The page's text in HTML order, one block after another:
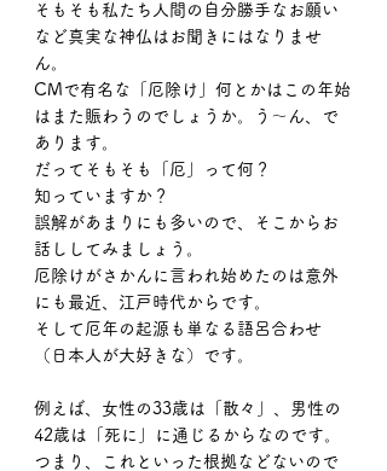
そもそも私たち人間の自分勝手なお願い
など真実な神仏はお聞きにはなりませ
ん。
CMで有名な「厄除け」何とかはこの年始
はまた賑わうのでしょうか。う〜ん、で
あります。
だってそもそも「厄」って何？
知っていますか？
誤解があまりにも多いので、そこからお
話ししてみましょう。
厄除けがさかんに言われ始めたのは意外
にも最近、江戸時代からです。
そして厄年の起源も単なる語呂合わせ
（日本人が大好きな）です。
例えば、女性の33歳は「散々」、男性の
42歳は「死に」に通じるからなのです。
つまり、これといった根拠などないので